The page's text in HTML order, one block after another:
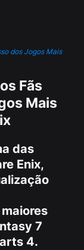
dos Jogos Mais
Fãs
Mais
das
Enix,
7
4.